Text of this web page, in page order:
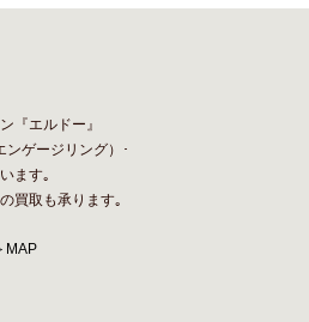
『エルドー』
ンゲージリング）･
ます｡
買取も承ります｡
MAP